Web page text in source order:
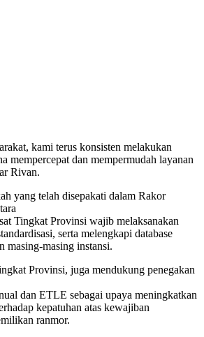
kami terus konsisten melakukan
mempercepat dan mempermudah layanan
Rivan.
yang telah disepakati dalam Rakor
Tingkat Provinsi wajib melaksanakan
serta melengkapi database
masing-masing instansi.
Provinsi, juga mendukung penegakan
dan ETLE sebagai upaya meningkatkan
kepatuhan atas kewajiban
ranmor.